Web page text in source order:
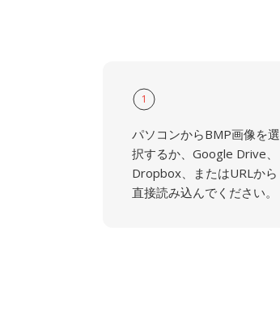
1
パソコンからBMP画像を選
択するか、Google Drive、
Dropbox、またはURLから
直接読み込んでください。